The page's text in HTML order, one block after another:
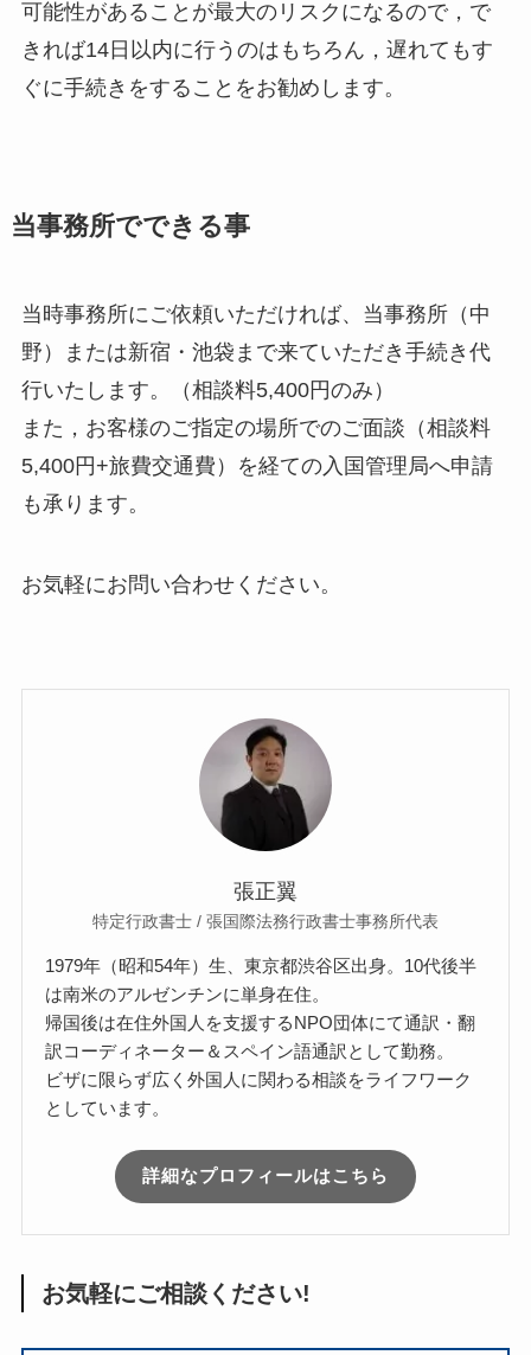
可能性があることが最大のリスクになるので，で
きれば14日以内に行うのはもちろん，遅れてもす
ぐに手続きをすることをお勧めします。
当事務所でできる事
当時事務所にご依頼いただければ、当事務所（中
野）または新宿・池袋まで来ていただき手続き代
行いたします。（相談料5,400円のみ）
また，お客様のご指定の場所でのご面談（相談料
5,400円+旅費交通費）を経ての入国管理局へ申請
も承ります。
お気軽にお問い合わせください。
張正翼
特定行政書士 / 張国際法務行政書士事務所代表
1979年（昭和54年）生、東京都渋谷区出身。10代後半
は南米のアルゼンチンに単身在住。
帰国後は在住外国人を支援するNPO団体にて通訳・翻
訳コーディネーター＆スペイン語通訳として勤務。
ビザに限らず広く外国人に関わる相談をライフワーク
としています。
詳細なプロフィールはこちら
お気軽にご相談ください!